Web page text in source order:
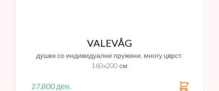
VALEVÅG
душек со индивидуални пружини, многу цврст,
160x200 см
27,800 ден.